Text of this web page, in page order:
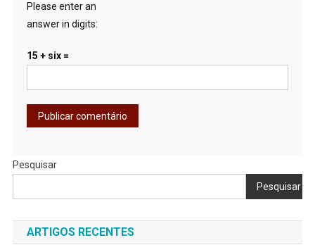
Please enter an
answer in digits:
15 + six =
Pesquisar
Pesquisar
ARTIGOS RECENTES